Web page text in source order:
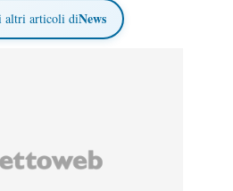
altri articoli diNews